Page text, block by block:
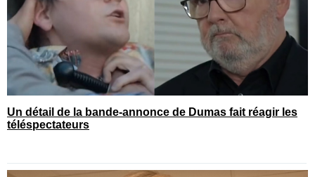
Un détail de la bande-annonce de Dumas fait réagir les
téléspectateurs